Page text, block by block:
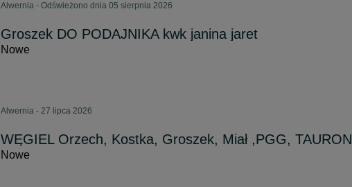
Alwernia - Odświeżono dnia 05 sierpnia 2026
Groszek DO PODAJNIKA kwk janina jaret
Nowe
Alwernia - 27 lipca 2026
WĘGIEL Orzech, Kostka, Groszek, Miał ,PGG, TAURON
Nowe